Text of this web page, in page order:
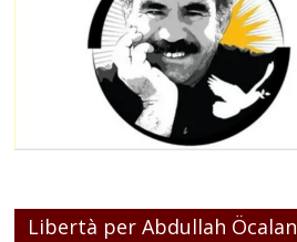
Libertà per Abdullah Öcalan